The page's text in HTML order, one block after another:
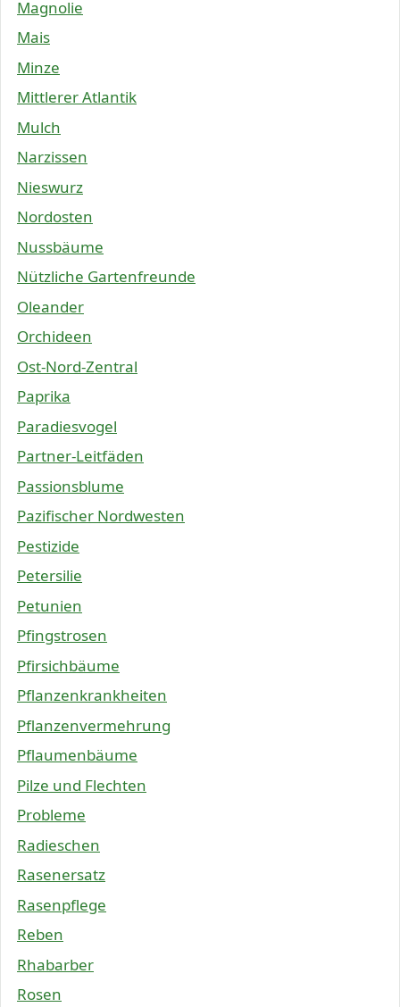
Magnolie
Mais
Minze
Mittlerer Atlantik
Mulch
Narzissen
Nieswurz
Nordosten
Nussbäume
Nützliche Gartenfreunde
Oleander
Orchideen
Ost-Nord-Zentral
Paprika
Paradiesvogel
Partner-Leitfäden
Passionsblume
Pazifischer Nordwesten
Pestizide
Petersilie
Petunien
Pfingstrosen
Pfirsichbäume
Pflanzenkrankheiten
Pflanzenvermehrung
Pflaumenbäume
Pilze und Flechten
Probleme
Radieschen
Rasenersatz
Rasenpflege
Reben
Rhabarber
Rosen